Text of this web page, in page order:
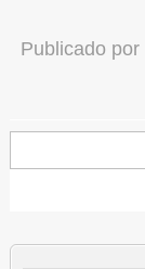
Publicado por